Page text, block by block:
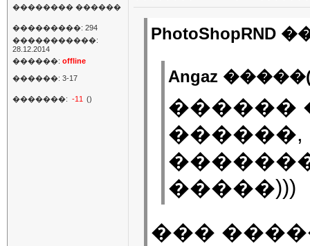
�������� ������
���������: 294
�����������:
28.12.2014
������: offline
������: 3-17
�������: -11 ()
PhotoShopRND
Angaz
������
�����)))
���